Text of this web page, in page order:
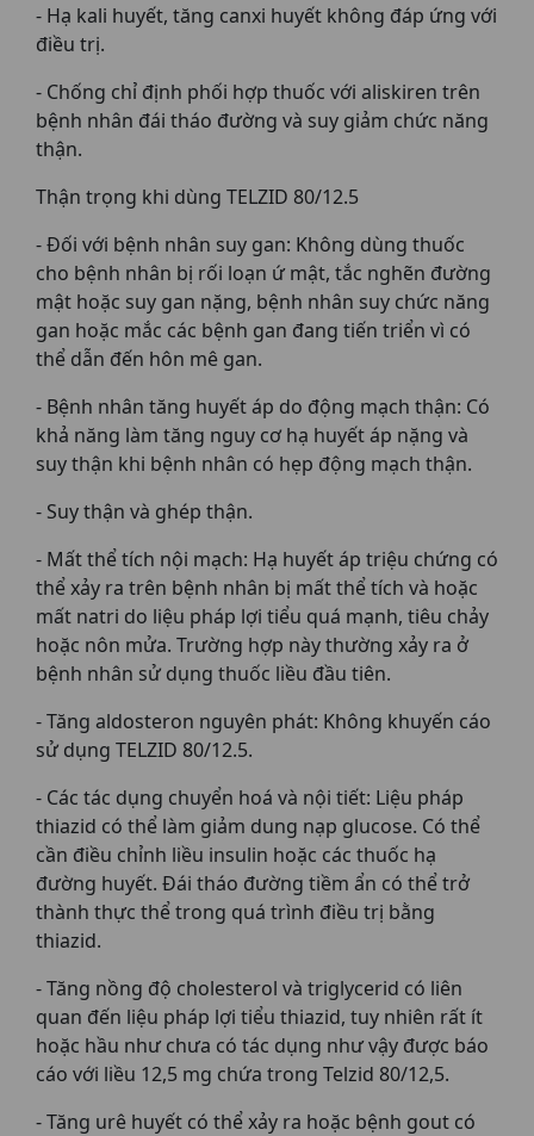
- Hạ kali huyết, tăng canxi huyết không đáp ứng với
điều trị.
- Chống chỉ định phối hợp thuốc với aliskiren trên
bệnh nhân đái tháo đường và suy giảm chức năng
thận.
Thận trọng khi dùng TELZID 80/12.5
- Đối với bệnh nhân suy gan: Không dùng thuốc
cho bệnh nhân bị rối loạn ứ mật, tắc nghẽn đường
mật hoặc suy gan nặng, bệnh nhân suy chức năng
gan hoặc mắc các bệnh gan đang tiến triển vì có
thể dẫn đến hôn mê gan.
- Bệnh nhân tăng huyết áp do động mạch thận: Có
khả năng làm tăng nguy cơ hạ huyết áp nặng và
suy thận khi bệnh nhân có hẹp động mạch thận.
- Suy thận và ghép thận.
- Mất thể tích nội mạch: Hạ huyết áp triệu chứng có
thể xảy ra trên bệnh nhân bị mất thể tích và hoặc
mất natri do liệu pháp lợi tiểu quá mạnh, tiêu chảy
hoặc nôn mửa. Trường hợp này thường xảy ra ở
bệnh nhân sử dụng thuốc liều đầu tiên.
- Tăng aldosteron nguyên phát: Không khuyến cáo
sử dụng TELZID 80/12.5.
- Các tác dụng chuyển hoá và nội tiết: Liệu pháp
thiazid có thể làm giảm dung nạp glucose. Có thể
cần điều chỉnh liều insulin hoặc các thuốc hạ
đường huyết. Đái tháo đường tiềm ẩn có thể trở
thành thực thể trong quá trình điều trị bằng
thiazid.
- Tăng nồng độ cholesterol và triglycerid có liên
quan đến liệu pháp lợi tiểu thiazid, tuy nhiên rất ít
hoặc hầu như chưa có tác dụng như vậy được báo
cáo với liều 12,5 mg chứa trong Telzid 80/12,5.
- Tăng urê huyết có thể xảy ra hoặc bệnh gout có